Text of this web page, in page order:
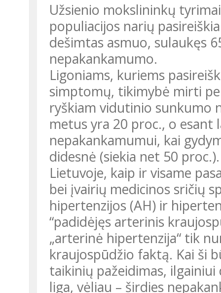
Užsienio mokslininkų
populiacijos narių
dešimtas asmuo, sulaukęs
nepakankamumo.
Ligoniams, kuriems
simptomų, tikimybė mirti
ryškiam vidutinio sunkumo
metus yra 20 proc., o esant
nepakankamumui, kai
didesnė (siekia net 50 proc.).
Lietuvoje, kaip ir visame
bei įvairių medicinos sričių
hipertenzijos (AH) ir
“padidėjęs arterinis
„arterinė hipertenzija“ tik
kraujospūdžio faktą. Kai ši
taikinių pažeidimas,
liga, vėliau – širdies